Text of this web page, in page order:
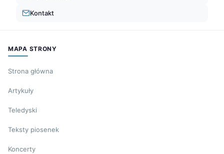
Kontakt
MAPA STRONY
Strona główna
Artykuły
Teledyski
Teksty piosenek
Koncerty